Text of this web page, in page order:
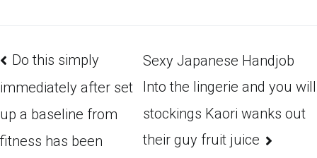
Do this simply
immediately after set
up a baseline from
fitness has been
Sexy Japanese Handjob
Into the lingerie and you will
stockings Kaori wanks out
their guy fruit juice